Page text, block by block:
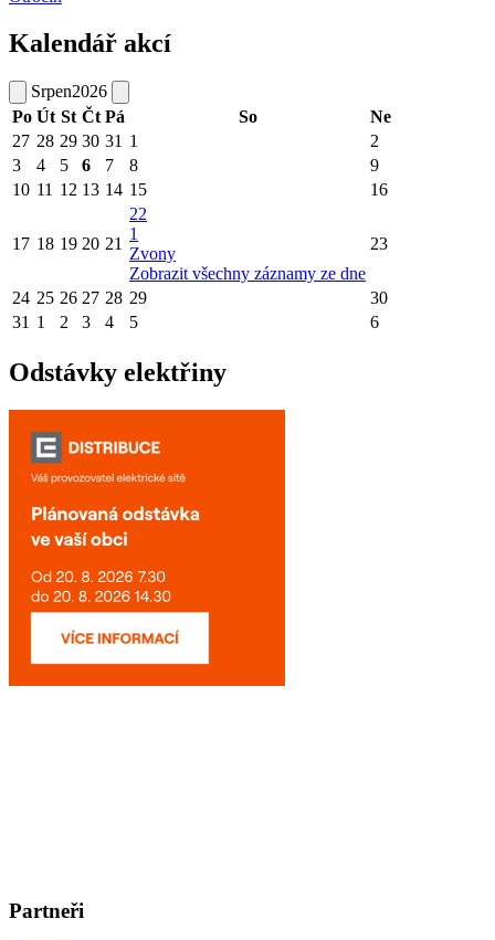
Kalendář akcí
Srpen2026
Po Út St Čt Pá So
Ne
27 28 29 30 31 1
2
3
4 5 6 7 8
9
10 11 12 13 14 15 16
17 18 19 20 21
22
1
Zvony
Zobrazit všechny záznamy ze dne
23
24 25 26 27 28 29
30
31 1 2 3 4 5 6
Odstávky elektřiny
Partneři